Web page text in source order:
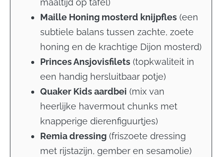
maaltijd op tafel)
Maille Honing mosterd knijpfles (een
subtiele balans tussen zachte, zoete
honing en de krachtige Dijon mosterd)
Princes Ansjovisfilets (topkwaliteit in
een handig hersluitbaar potje)
Quaker Kids aardbei (mix van
heerlijke havermout chunks met
knapperige dierenfiguurtjes)
Remia dressing (friszoete dressing
met rijstazijn, gember en sesamolie)